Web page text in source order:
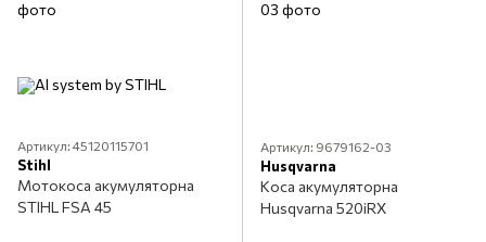
Артикул: 45120115701
Stihl
Мотокоса акумуляторна
STIHL FSA 45
Артикул: 9679162-03
Husqvarna
Коса акумуляторна
Husqvarna 520iRX